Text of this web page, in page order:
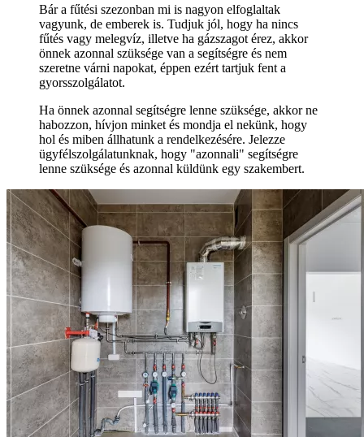
Bár a fűtési szezonban mi is nagyon elfoglaltak
vagyunk, de emberek is. Tudjuk jól, hogy ha nincs
fűtés vagy melegvíz, illetve ha gázszagot érez, akkor
önnek azonnal szüksége van a segítségre és nem
szeretne várni napokat, éppen ezért tartjuk fent a
gyorsszolgálatot.
Ha önnek azonnal segítségre lenne szüksége, akkor ne
habozzon, hívjon minket és mondja el nekünk, hogy
hol és miben állhatunk a rendelkezésére. Jelezze
ügyfélszolgálatunknak, hogy "azonnali" segítségre
lenne szüksége és azonnal küldünk egy szakembert.